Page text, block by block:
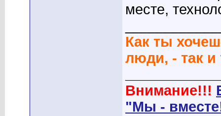
месте,
Как ты
люди, - так
Внимание!!!
"Мы -